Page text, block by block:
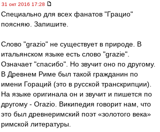
31 окт 2016 17:28
Специально для всех фанатов "Грацио"
поясняю. Запишите.
Слово "grazio" не существует в природе. В
итальянском языке есть слово "grazie".
Означает "спасибо". Но звучит оно по другому.
В Древнем Риме был такой гражданин по
имени Гораций (это в русской транскрипции).
На языке оригинала он и звучит и пишется по
другому - Orazio. Википедия говорит нам, что
это был древнеримский поэт «золотого века»
римской литературы.